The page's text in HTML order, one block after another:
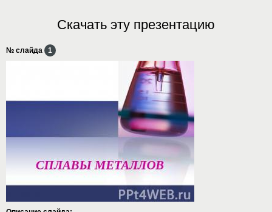
Скачать эту презентацию
№ слайда 1